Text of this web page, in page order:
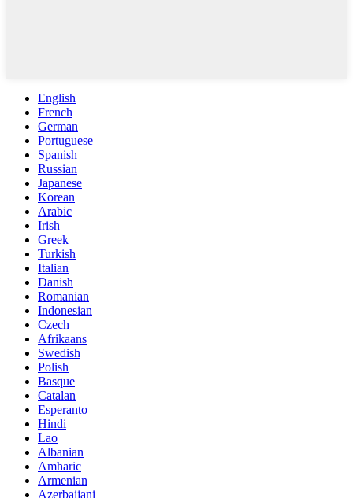
English
French
German
Portuguese
Spanish
Russian
Japanese
Korean
Arabic
Irish
Greek
Turkish
Italian
Danish
Romanian
Indonesian
Czech
Afrikaans
Swedish
Polish
Basque
Catalan
Esperanto
Hindi
Lao
Albanian
Amharic
Armenian
Azerbaijani